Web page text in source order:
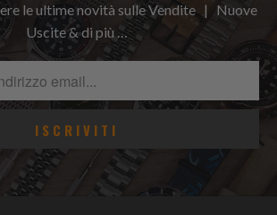
le ultime novità sulle Vendite | Nuove
Uscite & di più …